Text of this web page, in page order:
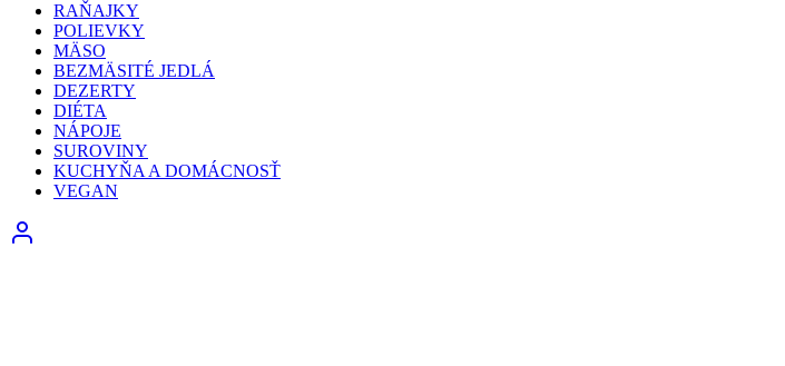
RAŇAJKY
POLIEVKY
MÄSO
BEZMÄSITÉ JEDLÁ
DEZERTY
DIÉTA
NÁPOJE
SUROVINY
KUCHYŇA A DOMÁCNOSŤ
VEGAN